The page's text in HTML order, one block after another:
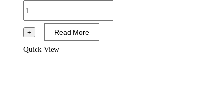
32
mängd
+ Read More
Quick View